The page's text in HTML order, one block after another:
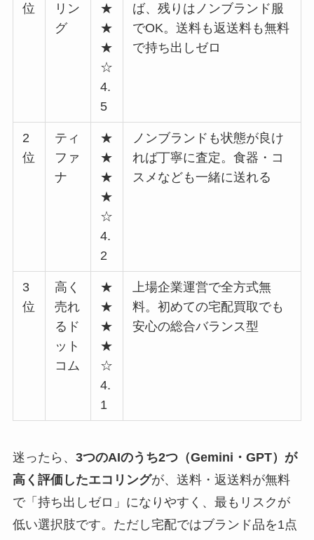
位
リン
グ
★
★
★
☆
4.
5
ば、残りはノンブランド服
でOK。送料も返送料も無料
で持ち出しゼロ
2
位
ティ
ファ
ナ
★
★
★
★
☆
4.
2
ノンブランドも状態が良け
れば丁寧に査定。食器・コ
スメなども一緒に送れる
3
位
高く
売れ
るド
ット
コム
★
★
★
★
☆
4.
1
上場企業運営で全方式無
料。初めての宅配買取でも
安心の総合バランス型
迷ったら、 3つのAIのうち2つ（Gemini・GPT）が
高く評価したエコリングが、送料・返送料が無料
で「持ち出しゼロ」になりやすく、最もリスクが
低い選択肢です。ただし宅配ではブランド品を1点